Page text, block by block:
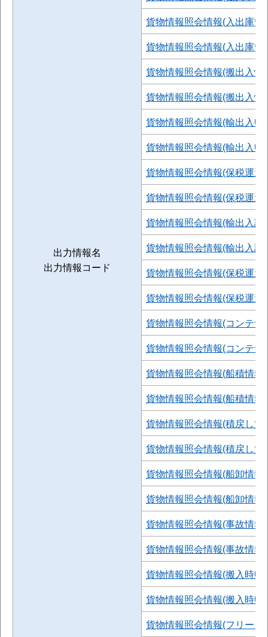
出力情報名
出力情報コード
貨物情報照会情報(入出庫管
貨物情報照会情報(入出庫管
貨物情報照会情報(搬出入情
貨物情報照会情報(搬出入情
貨物情報照会情報(輸出入申
貨物情報照会情報(輸出入申
貨物情報照会情報(保税運送
貨物情報照会情報(保税運送
貨物情報照会情報(輸出入許
貨物情報照会情報(輸出入許
貨物情報照会情報(保税運
貨物情報照会情報(保税運
貨物情報照会情報(コンテナ
貨物情報照会情報(コンテナ
貨物情報照会情報(船積情報)
貨物情報照会情報(船積情報
貨物情報照会情報(積戻し貨
貨物情報照会情報(積戻し
貨物情報照会情報(船卸情報)
貨物情報照会情報(船卸情報
貨物情報照会情報(事故情報)
貨物情報照会情報(事故情報
貨物情報照会情報(搬入時申
貨物情報照会情報(搬入時申
貨物情報照会情報(フリータ